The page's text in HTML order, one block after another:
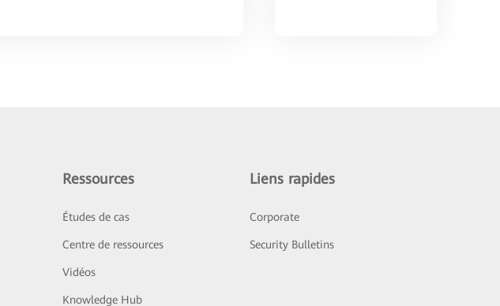
Ressources
Études de cas
Centre de ressources
Vidéos
Knowledge Hub
Liens rapides
Corporate
Security Bulletins